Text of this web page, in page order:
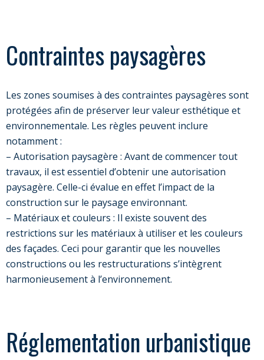
Contraintes paysagères
Les zones soumises à des contraintes paysagères sont
protégées afin de préserver leur valeur esthétique et
environnementale. Les règles peuvent inclure
notamment :
– Autorisation paysagère : Avant de commencer tout
travaux, il est essentiel d’obtenir une autorisation
paysagère. Celle-ci évalue en effet l’impact de la
construction sur le paysage environnant.
– Matériaux et couleurs : Il existe souvent des
restrictions sur les matériaux à utiliser et les couleurs
des façades. Ceci pour garantir que les nouvelles
constructions ou les restructurations s’intègrent
harmonieusement à l’environnement.
Réglementation urbanistique